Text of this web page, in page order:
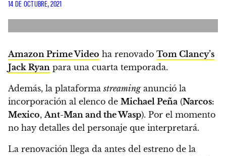
14 DE OCTUBRE, 2021
Amazon Prime Video ha renovado Tom Clancy’s
Jack Ryan para una cuarta temporada.
Además, la plataformastreaminganunció la
incorporación al elenco de Michael Peña (Narcos:
Mexico, Ant-Man and the Wasp). Por el momento
no hay detalles del personaje que interpretará.
La renovación llega da antes del estreno de la